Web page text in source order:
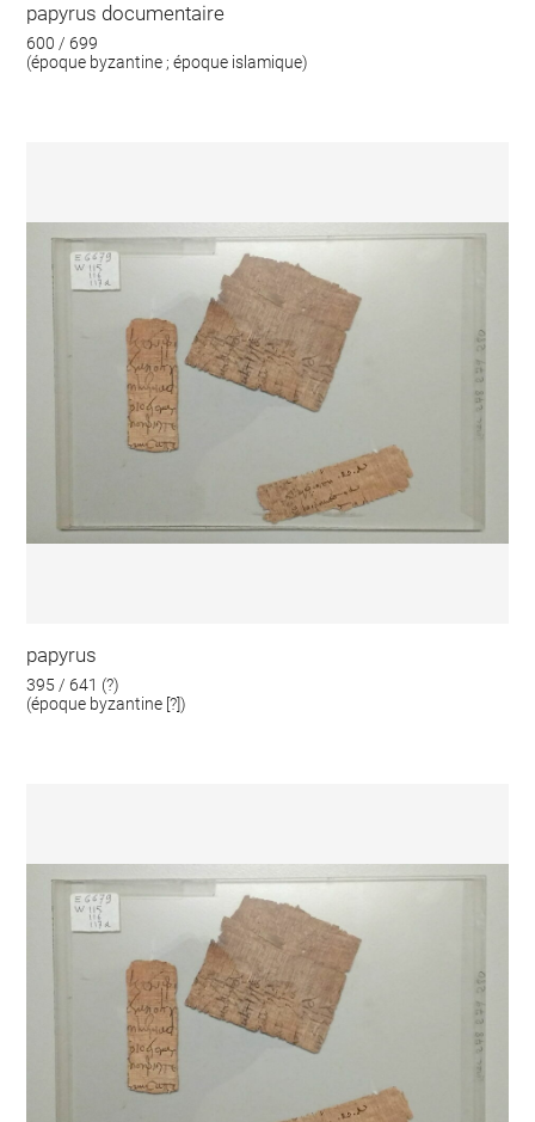
papyrus documentaire
600 / 699
(époque byzantine ; époque islamique)
papyrus
395 / 641 (?)
(époque byzantine [?])